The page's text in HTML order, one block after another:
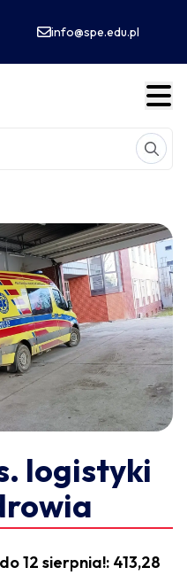
info@spe.edu.pl
logistyki
12 sierpnia!: 413,28